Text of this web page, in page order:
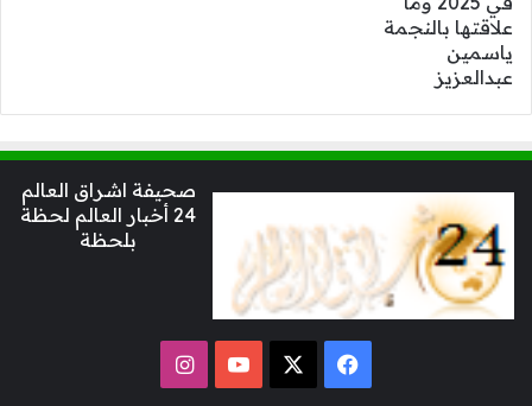
صحيفة اشراق العالم
24 أخبار العالم لحظة
بلحظة
فيسبوك ‫YouTubeانستقرام